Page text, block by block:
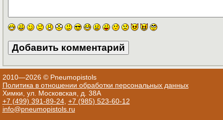
2010—2026 © Pneumopistols
Политика в отношении обработки персональных данных
Химки, ул. Московская, д. 38А
+7 (499) 391-89-24, +7 (985) 523-60-12
info@pneumopistols.ru